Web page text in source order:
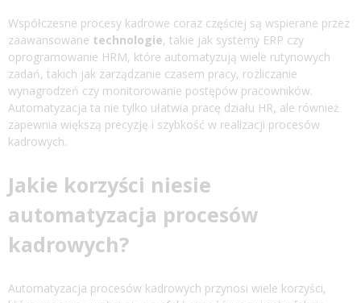
Współczesne procesy kadrowe coraz częściej są wspierane przez
zaawansowane technologie, takie jak systemy ERP czy
oprogramowanie HRM, które automatyzują wiele rutynowych
zadań, takich jak zarządzanie czasem pracy, rozliczanie
wynagrodzeń czy monitorowanie postępów pracowników.
Automatyzacja ta nie tylko ułatwia pracę działu HR, ale również
zapewnia większą precyzję i szybkość w realizacji procesów
kadrowych.
Jakie korzyści niesie
automatyzacja procesów
kadrowych?
Automatyzacja procesów kadrowych przynosi wiele korzyści,